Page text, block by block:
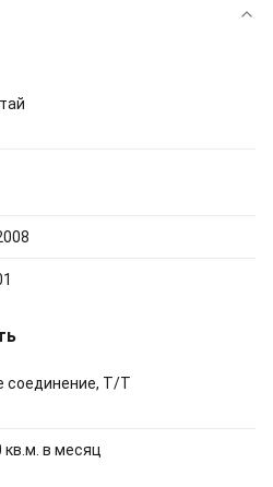
соединение, T/T
кв.м. в месяц